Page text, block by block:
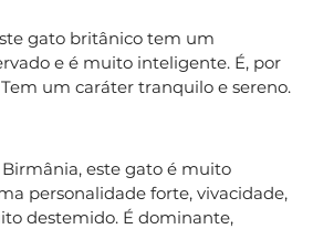
gato britânico tem um
e é muito inteligente. É, por
um caráter tranquilo e sereno.
este gato é muito
personalidade forte, vivacidade,
destemido. É dominante,